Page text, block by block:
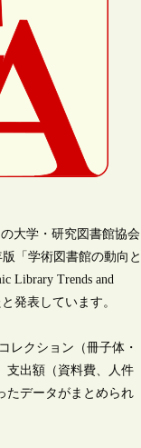
大学・研究図書館協会
版「学術図書館の動向と
Library Trends and
発表しています。
レクション（冊子体・
支出額（資料費、人件
たデータがまとめられ